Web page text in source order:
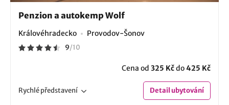
Penzion a autokemp Wolf
Královéhradecko Provodov-Šonov
9/10
Cena od 325 Kčdo425 Kč
Rychlépředstavení Detailubytování